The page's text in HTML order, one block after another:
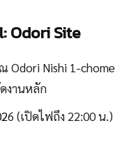
Odori Site
Odori Nishi 1-chome
งานหลัก
6 (เปิดไฟถึง 22:00 น.)